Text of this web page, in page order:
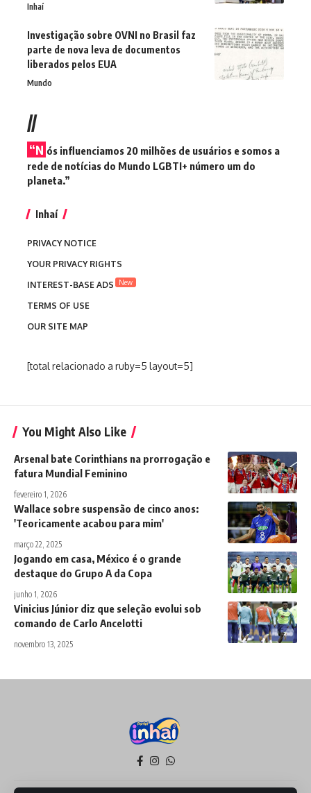
Inhaí
Investigação sobre OVNI no Brasil faz
parte de nova leva de documentos
liberados pelos EUA
Mundo
//
“N ós influenciamos 20 milhões de usuários e somos a
rede de notícias do Mundo LGBTI+ número um do
planeta.”
Inhaí
PRIVACY NOTICE
YOUR PRIVACY RIGHTS
INTEREST-BASE ADS
New
TERMS OF USE
OUR SITE MAP
[total relacionado a ruby=5 layout=5]
You Might Also Like
Arsenal bate Corinthians na prorrogação e
fatura Mundial Feminino
fevereiro 1, 2026
Wallace sobre suspensão de cinco anos:
'Teoricamente acabou para mim'
março 22, 2025
Jogando em casa, México é o grande
destaque do Grupo A da Copa
junho 1, 2026
Vinicius Júnior diz que seleção evolui sob
comando de Carlo Ancelotti
novembro 13, 2025